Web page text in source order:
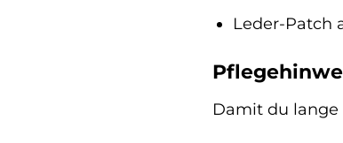
Leder-Patch
Damit du lange